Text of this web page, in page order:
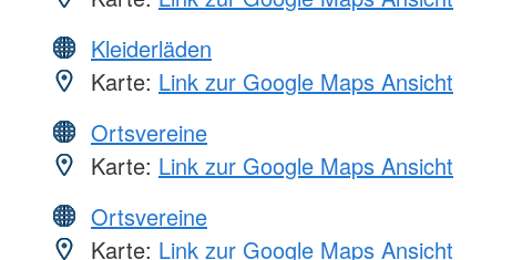
Kleiderläden
Karte: Link zur Google Maps Ansicht
Ortsvereine
Karte: Link zur Google Maps Ansicht
Ortsvereine
Karte: Link zur Google Maps Ansicht